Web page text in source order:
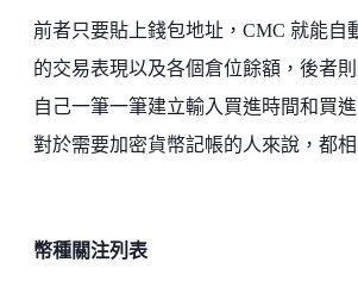
前者只要貼上錢包地址，CMC 就能自
的交易表現以及各個倉位餘額，後者
自己一筆一筆建立輸入買進時間和買
對於需要加密貨幣記帳的人來說，都相
幣種關注列表